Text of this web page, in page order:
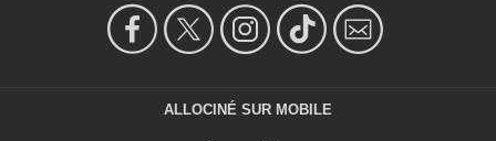
ALLOCINÉ SUR MOBILE